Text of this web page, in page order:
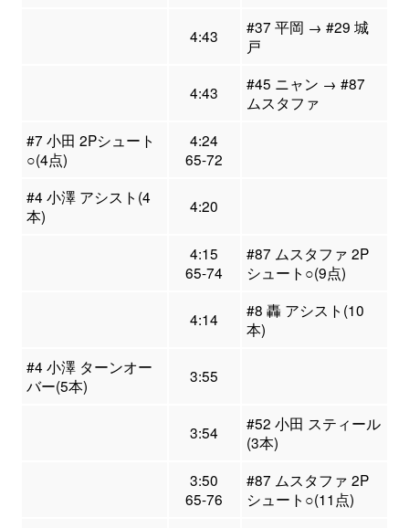
4:43
#37 平岡 → #29 城
戸
4:43
#45 ニャン → #87
ムスタファ
#7 小田 2Pシュート
○(4点)
4:24
65-72
#4 小澤 アシスト(4
本)
4:20
4:15
65-74
#87 ムスタファ 2P
シュート○(9点)
4:14
#8 轟 アシスト(10
本)
#4 小澤 ターンオー
バー(5本)
3:55
3:54
#52 小田 スティール
(3本)
3:50
65-76
#87 ムスタファ 2P
シュート○(11点)